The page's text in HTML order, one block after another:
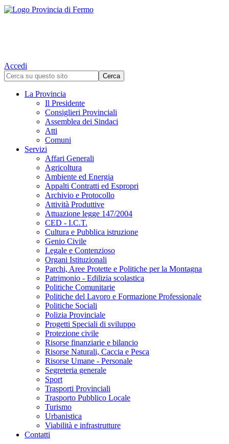
Accedi
La Provincia
Il Presidente
Consiglieri Provinciali
Assemblea dei Sindaci
Atti
Comuni
Servizi
Affari Generali
Agricoltura
Ambiente ed Energia
Appalti Contratti ed Espropri
Archivio e Protocollo
Attività Produttive
Attuazione legge 147/2004
CED - I.C.T.
Cultura e Pubblica istruzione
Genio Civile
Legale e Contenzioso
Organi Istituzionali
Parchi, Aree Protette e Politiche per la Montagna
Patrimonio - Edilizia scolastica
Politiche Comunitarie
Politiche del Lavoro e Formazione Professionale
Politiche Sociali
Polizia Provinciale
Progetti Speciali di sviluppo
Protezione civile
Risorse finanziarie e bilancio
Risorse Naturali, Caccia e Pesca
Risorse Umane - Personale
Segreteria generale
Sport
Trasporti Provinciali
Trasporto Pubblico Locale
Turismo
Urbanistica
Viabilità e infrastrutture
Contatti